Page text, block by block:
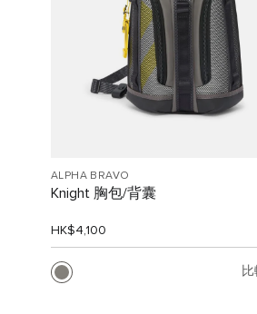
ALPHA BRAVO
Knight 胸包/背囊
HK$4,100
比